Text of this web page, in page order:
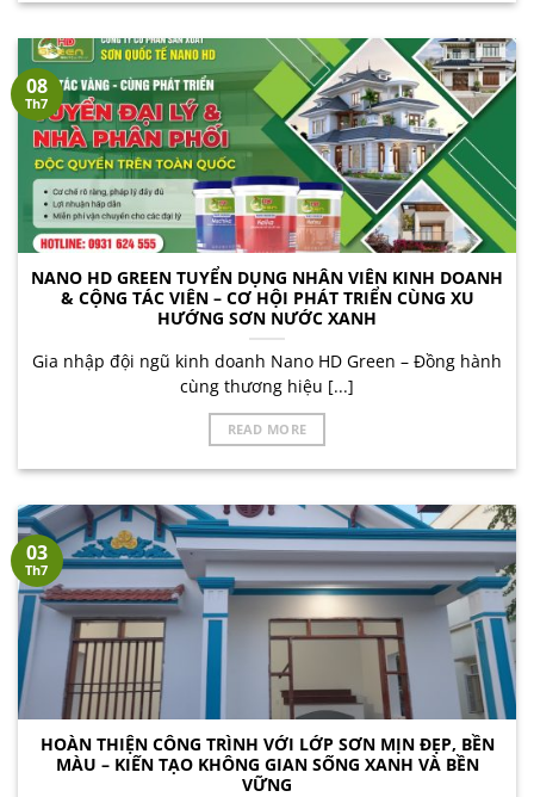
NANO HD GREEN TUYỂN DỤNG NHÂN VIÊN KINH DOANH
& CỘNG TÁC VIÊN – CƠ HỘI PHÁT TRIỂN CÙNG XU
HƯỚNG SƠN NƯỚC XANH
Gia nhập đội ngũ kinh doanh Nano HD Green – Đồng hành
cùng thương hiệu [...]
READ MORE
08
Th7
HOÀN THIỆN CÔNG TRÌNH VỚI LỚP SƠN MỊN ĐẸP, BỀN
MÀU – KIẾN TẠO KHÔNG GIAN SỐNG XANH VÀ BỀN
VỮNG
03
Th7